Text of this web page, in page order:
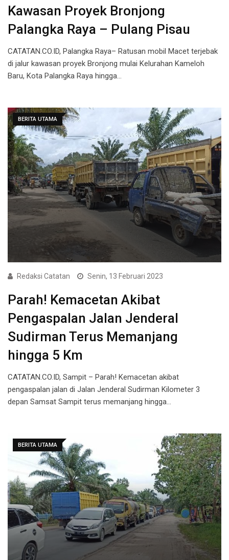
Kawasan Proyek Bronjong
Palangka Raya – Pulang Pisau
CATATAN.CO.ID, Palangka Raya– Ratusan mobil Macet terjebak
di jalur kawasan proyek Bronjong mulai Kelurahan Kameloh
Baru, Kota Palangka Raya hingga…
BERITA UTAMA
Redaksi Catatan Senin, 13 Februari 2023
Parah! Kemacetan Akibat
Pengaspalan Jalan Jenderal
Sudirman Terus Memanjang
hingga 5 Km
CATATAN.CO.ID, Sampit – Parah! Kemacetan akibat
pengaspalan jalan di Jalan Jenderal Sudirman Kilometer 3
depan Samsat Sampit terus memanjang hingga…
BERITA UTAMA